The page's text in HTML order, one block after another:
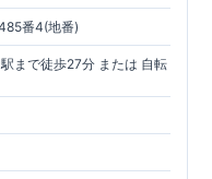
番4(地番)
まで徒歩27分 または 自転